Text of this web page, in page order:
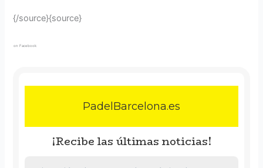
{/source}{source}
on Facebook
PadelBarcelona.es
¡Recibe las últimas noticias!